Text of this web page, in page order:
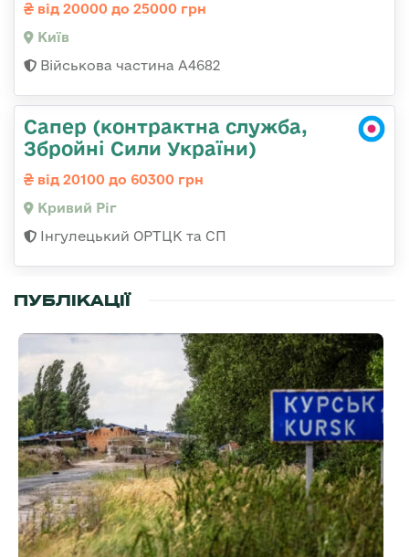
від 20000 до 25000 грн
Київ
Військова частина А4682
Сапер (контрактна служба,
Збройні Сили України)
від 20100 до 60300 грн
Кривий Ріг
Інгулецький ОРТЦК та СП
ПУБЛІКАЦІЇ